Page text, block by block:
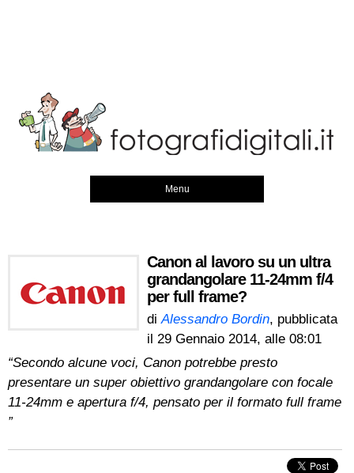
Menu
Canon al lavoro su un ultra
grandangolare 11-24mm f/4
per full frame?
diAlessandro Bordin, pubblicata
il 29 Gennaio 2014, alle 08:01
“Secondo alcune voci, Canon potrebbe presto
presentare un super obiettivo grandangolare con focale
11-24mm e apertura f/4, pensato per il formato full frame
”